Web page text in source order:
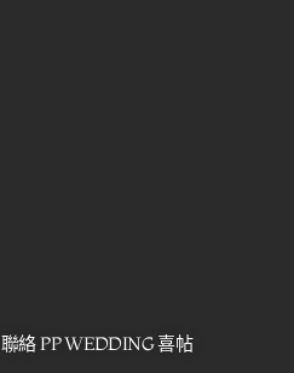
聯絡 PP WEDDING 喜帖